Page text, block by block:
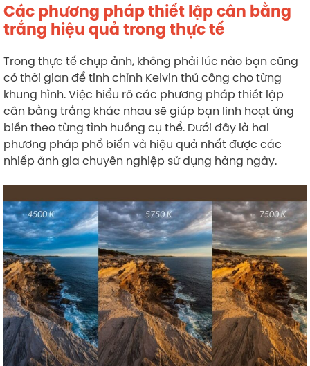
Các phương pháp thiết lập cân bằng
trắng hiệu quả trong thực tế
Trong thực tế chụp ảnh, không phải lúc nào bạn cũng
có thời gian để tinh chỉnh Kelvin thủ công cho từng
khung hình. Việc hiểu rõ các phương pháp thiết lập
cân bằng trắng khác nhau sẽ giúp bạn linh hoạt ứng
biến theo từng tình huống cụ thể. Dưới đây là hai
phương pháp phổ biến và hiệu quả nhất được các
nhiếp ảnh gia chuyên nghiệp sử dụng hàng ngày.